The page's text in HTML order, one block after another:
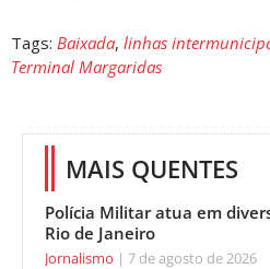
Tags: Baixada, linhas
Terminal Margaridas
MAIS QUENTES
Polícia Militar atua em
Rio de Janeiro
Jornalismo 7 de agosto de 2026